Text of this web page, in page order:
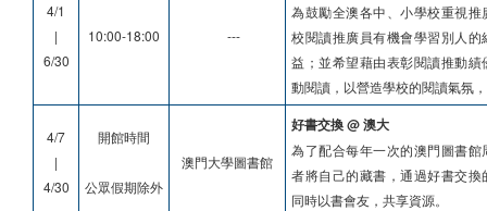
4/1
|
6/30
10:00-18:00 ---
為鼓勵全澳各中、小學校重視推
校閱讀推廣員有機會學習別人的
益；並希望藉由表彰閱讀推動績
動閱讀，以營造學校的閱讀氣氛
4/7
|
4/30
開館時間
公眾假期除外
澳門大學圖書館
好書交換 @ 澳大
為了配合每年一次的澳門圖書館
者將自己的藏書，通過好書交換
同時以書會友，共享資源。